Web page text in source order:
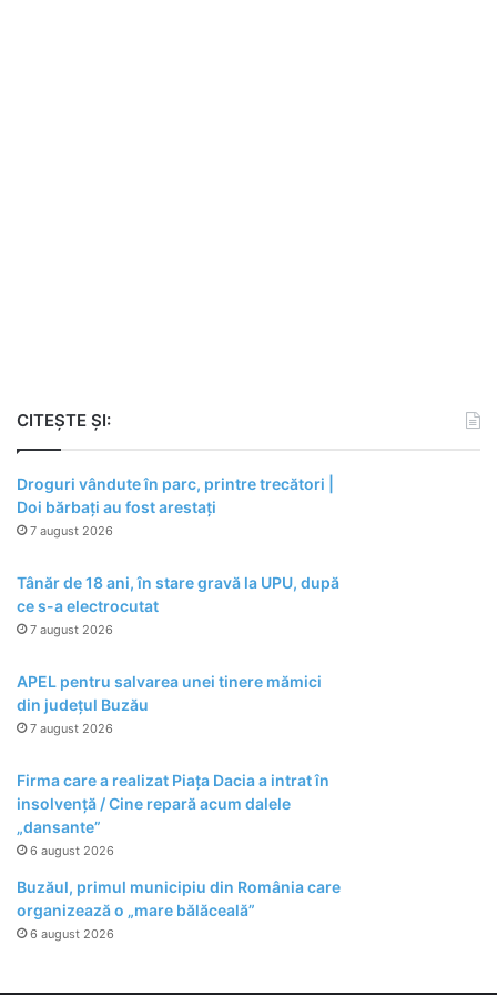
CITEȘTE ȘI:
Droguri vândute în parc, printre trecători |
Doi bărbați au fost arestați
7 august 2026
Tânăr de 18 ani, în stare gravă la UPU, după
ce s-a electrocutat
7 august 2026
APEL pentru salvarea unei tinere mămici
din județul Buzău
7 august 2026
Firma care a realizat Piața Dacia a intrat în
insolvență / Cine repară acum dalele
„dansante”
6 august 2026
Buzăul, primul municipiu din România care
organizează o „mare bălăceală”
6 august 2026